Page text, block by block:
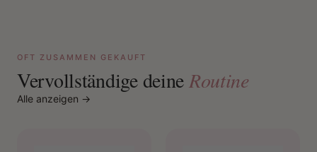
OFT ZUSAMMEN GEKAUFT
Vervollständige deineRoutine
Alle anzeigen →